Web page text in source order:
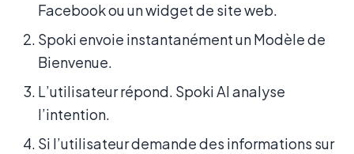
Facebook ou un widget de site web.
Spoki envoie instantanément un Modèle de
Bienvenue.
L’utilisateur répond. Spoki AI analyse
l’intention.
Si l’utilisateur demande des informations sur